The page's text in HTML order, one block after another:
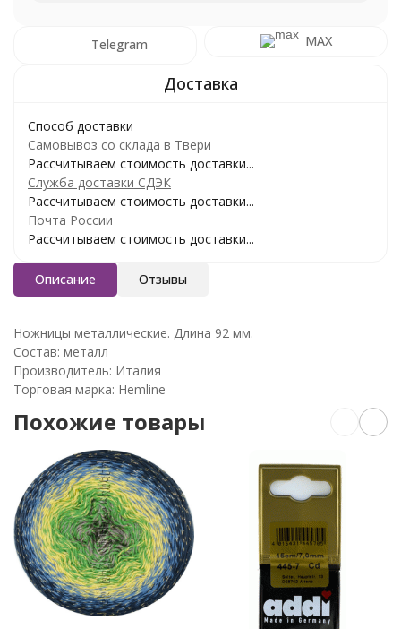
Telegram MAX
Способ доставки
Самовывоз со склада в Твери
Рассчитываем стоимость доставки...
Служба доставки СДЭК
Рассчитываем стоимость доставки...
Почта России
Рассчитываем стоимость доставки...
Описание Отзывы
Ножницы металлические. Длина 92 мм.
Состав: металл
Производитель: Италия
Торговая марка: Hemline
Похожие товары